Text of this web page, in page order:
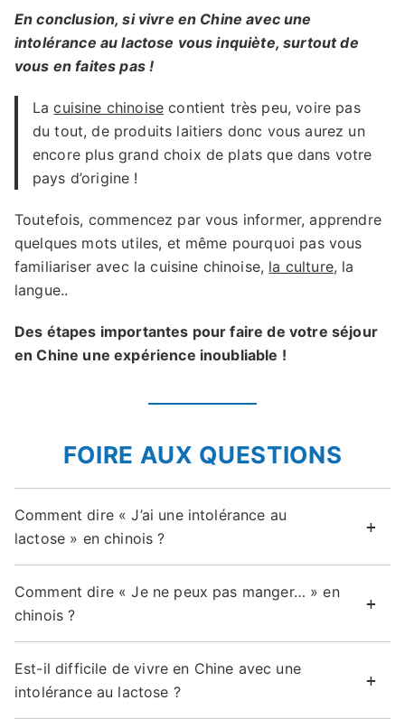
En conclusion, si vivre en Chine avec une
intolérance au lactose vous inquiète, surtout de
vous en faites pas !
Lacuisine chinoise contient très peu, voire pas
du tout, de produits laitiers donc vous aurez un
encore plus grand choix de plats que dans votre
pays d’origine !
Toutefois, commencez par vous informer, apprendre
quelques mots utiles, et même pourquoi pas vous
familiariser avec la cuisine chinoise, la culture, la
langue..
Des étapes importantes pour faire de votre séjour
en Chine une expérience inoubliable !
FOIRE AUX QUESTIONS
Comment dire « J’ai une intolérance au
lactose » en chinois ?
Comment dire « Je ne peux pas manger… » en
chinois ?
Est-il difficile de vivre en Chine avec une
intolérance au lactose ?